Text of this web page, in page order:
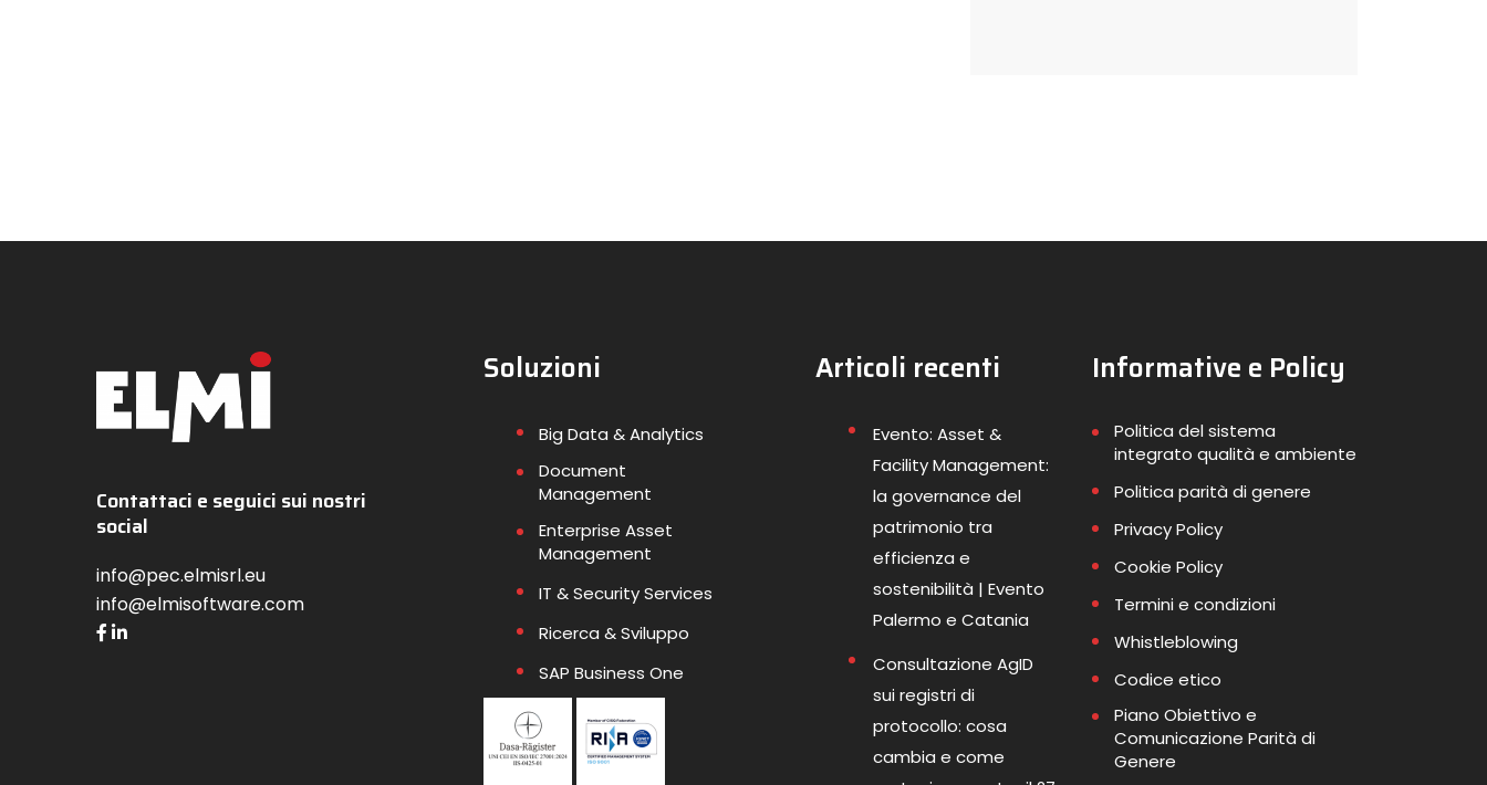
Contattaci e seguici sui nostri
social
info@pec.elmisrl.eu
info@elmisoftware.com
Soluzioni
Big Data & Analytics
Document
Management
Enterprise Asset
Management
IT & Security Services
Ricerca & Sviluppo
SAP Business One
Articoli recenti
Evento: Asset &
Facility Management:
la governance del
patrimonio tra
efficienza e
sostenibilità | Evento
Palermo e Catania
Consultazione AgID
sui registri di
protocollo: cosa
cambia e come
Informative e Policy
Politica del sistema
integrato qualità e ambiente
Politica parità di genere
Privacy Policy
Cookie Policy
Termini e condizioni
Whistleblowing
Codice etico
Piano Obiettivo e
Comunicazione Parità di
Genere